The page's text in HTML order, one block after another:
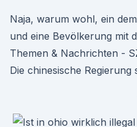
Naja, warum wohl, ein
und eine Bevölkerung mit
Themen & Nachrichten -
Die chinesische Regierung